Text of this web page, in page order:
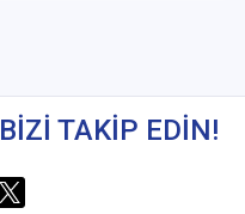
BİZİ TAKİP EDİN!